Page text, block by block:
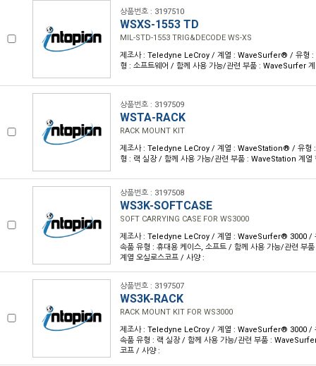
상품번호 : 3197510
WSXS-1553 TD
MIL-STD-1553 TRIG&DECODE WS-XS
제조사 : Teledyne LeCroy / 계열 : WaveSurfer® / 유형 :
형 : 소프트웨어 / 함께 사용 가능/관련 부품 : WaveSurfer
상품번호 : 3197509
WSTA-RACK
RACK MOUNT KIT
제조사 : Teledyne LeCroy / 계열 : WaveStation® / 유형 :
형 : 랙 실장 / 함께 사용 가능/관련 부품 : WaveStation 계열
상품번호 : 3197508
WS3K-SOFTCASE
SOFT CARRYING CASE FOR WS3000
제조사 : Teledyne LeCroy / 계열 : WaveSurfer® 3000 /
속품 유형 : 휴대용 케이스, 소프트 / 함께 사용 가능/관련
계열 오실로스코프 / 사양 :
상품번호 : 3197507
WS3K-RACK
RACK MOUNT KIT FOR WS3000
제조사 : Teledyne LeCroy / 계열 : WaveSurfer® 3000 /
속품 유형 : 랙 실장 / 함께 사용 가능/관련 부품 :
코프 / 사양 :